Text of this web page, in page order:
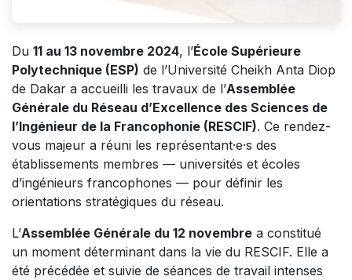
Du 11 au 13 novembre 2024, l’École Supérieure
Polytechnique (ESP) de l’Université Cheikh Anta Diop
de Dakar a accueilli les travaux de l’Assemblée
Générale du Réseau d’Excellence des Sciences de
l’Ingénieur de la Francophonie (RESCIF). Ce rendez-
vous majeur a réuni les représentant·e·s des
établissements membres — universités et écoles
d’ingénieurs francophones — pour définir les
orientations stratégiques du réseau.
L’Assemblée Générale du 12 novembre a constitué
un moment déterminant dans la vie du RESCIF. Elle a
été précédée et suivie de séances de travail intenses